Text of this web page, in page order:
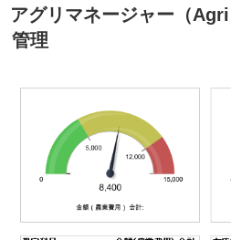
ー
シ
投
稿
日:
アグリマネージャー（
管理